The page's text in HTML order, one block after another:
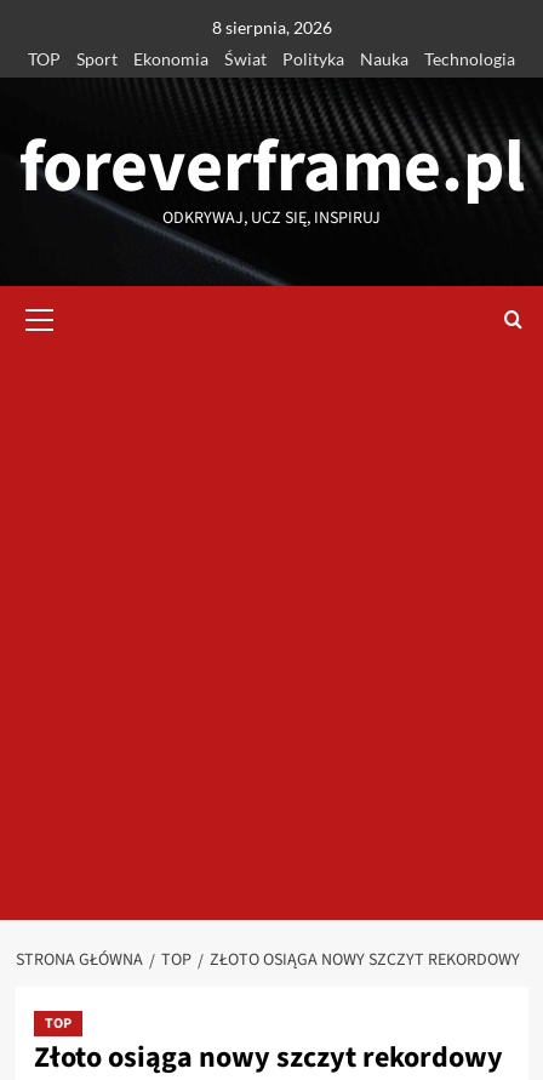
treści
8 sierpnia, 2026
TOP
Sport Ekonomia Świat Polityka Nauka Technologia
foreverframe.pl
ODKRYWAJ, UCZ SIĘ, INSPIRUJ
główne
STRONA GŁÓWNA TOP ZŁOTO OSIĄGA NOWY SZCZYT REKORDOWY
TOP
Złoto osiąga nowy szczyt rekordowy